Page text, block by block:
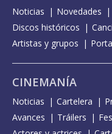
Noticias Novedades
Discos históricos
Artistas y grupos
CINEMANÍA
Noticias Cartelera
Avances
Tráilers